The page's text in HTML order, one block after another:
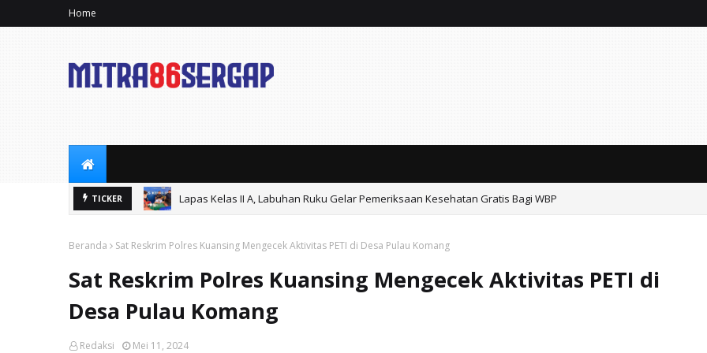
Home
TICKER
Lapas Kelas II A, Labuhan Ruku Gelar Pemeriksaan Kesehatan Gratis Bagi WBP
*ForPAS Bantah PT MMS: IUP Eksplorasi Bukan Cek Kosong, tapi Pintu Masuk Operasi Produksi*
Beranda Sat Reskrim Polres Kuansing Mengecek Aktivitas PETI di Desa Pulau Komang
Sat Reskrim Polres Kuansing Mengecek Aktivitas PETI di
Desa Pulau Komang
Redaksi Mei 11, 2024